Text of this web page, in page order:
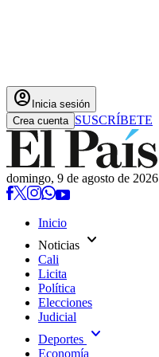
account_circle Inicia sesión
Crea cuenta SUSCRÍBETE
domingo, 9 de agosto de 2026
Inicio
Noticias expand_more
Cali
Licita
Política
Elecciones
Judicial
Deportes expand_more
Economía